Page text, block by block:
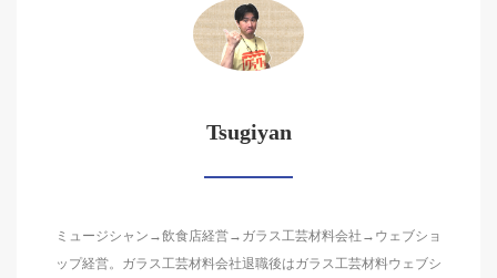
Tsugiyan
ミュージシャン→飲食店経営→ガラス工芸材料会社→ウェブショ
ップ経営。ガラス工芸材料会社退職後はガラス工芸材料ウェブシ